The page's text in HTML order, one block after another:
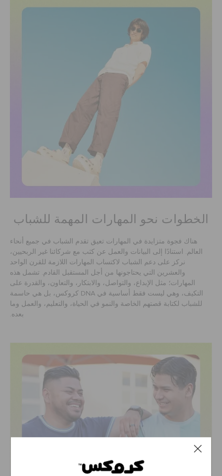
الخطوات نحو المهارات المهمة للشباب
هناك فجوة متزايدة في المهارات تعيق تقدم الشباب في جميع أنحاء
العالم. استنادًا إلى البيانات والعمل عن كثب مع شركائنا غير الربحيين،
نركز على دعم الشباب لاكتساب المهارات اللازمة للقرن الواحد
والعشرين التي يحتاجونها من أجل المستقبل القادم. تشمل هذه
المهارات؛ مثل الإبداع، والتواصل، والابتكار، والتعاون، والقدرة على
التكيف، وهي ليست فقط أساسية في DNA كروكس، بل هي حاسمة
للشباب لكتابة قصتهم الخاصة والنمو في الحياة، والتعليم، والعمل وما
بعده.